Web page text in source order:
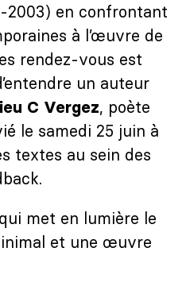
2003) en confrontant
à l’œuvre de
rendez-vous est
un auteur
C Vergez, poète
le samedi 25 juin à
textes au sein des
met en lumière le
et une œuvre